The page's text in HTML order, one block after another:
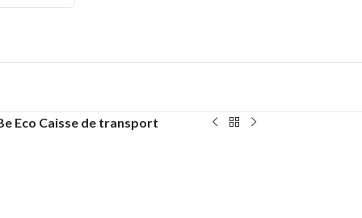
Eco Caisse de transport